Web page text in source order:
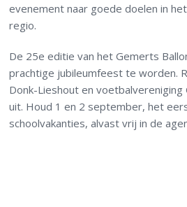
evenement naar goede doelen in
regio.
De 25e editie van het Gemerts
prachtige jubileumfeest te worden.
Donk-Lieshout en voetbalvereniging
uit. Houd 1 en 2 september, het
schoolvakanties, alvast vrij in de